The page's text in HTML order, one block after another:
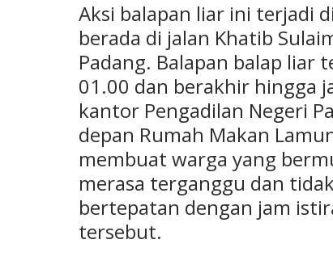
Aksi balapan liar ini terjadi
berada di jalan Khatib
Padang. Balapan balap liar
01.00 dan berakhir hingga
kantor Pengadilan Negeri
depan Rumah Makan
membuat warga yang
merasa terganggu dan
bertepatan dengan jam
tersebut.